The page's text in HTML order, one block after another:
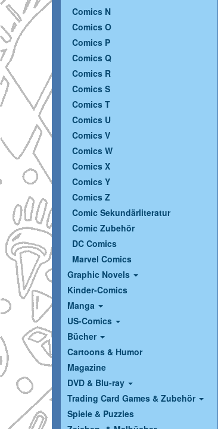
Comics N
Comics O
Comics P
Comics Q
Comics R
Comics S
Comics T
Comics U
Comics V
Comics W
Comics X
Comics Y
Comics Z
Comic Sekundärliteratur
Comic Zubehör
DC Comics
Marvel Comics
Graphic Novels
Kinder-Comics
Manga
US-Comics
Bücher
Cartoons & Humor
Magazine
DVD & Blu-ray
Trading Card Games & Zubehör
Spiele & Puzzles